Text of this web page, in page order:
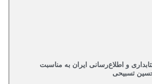
و اطلاع‌رسانی ایران به مناسبت
تسبیحی